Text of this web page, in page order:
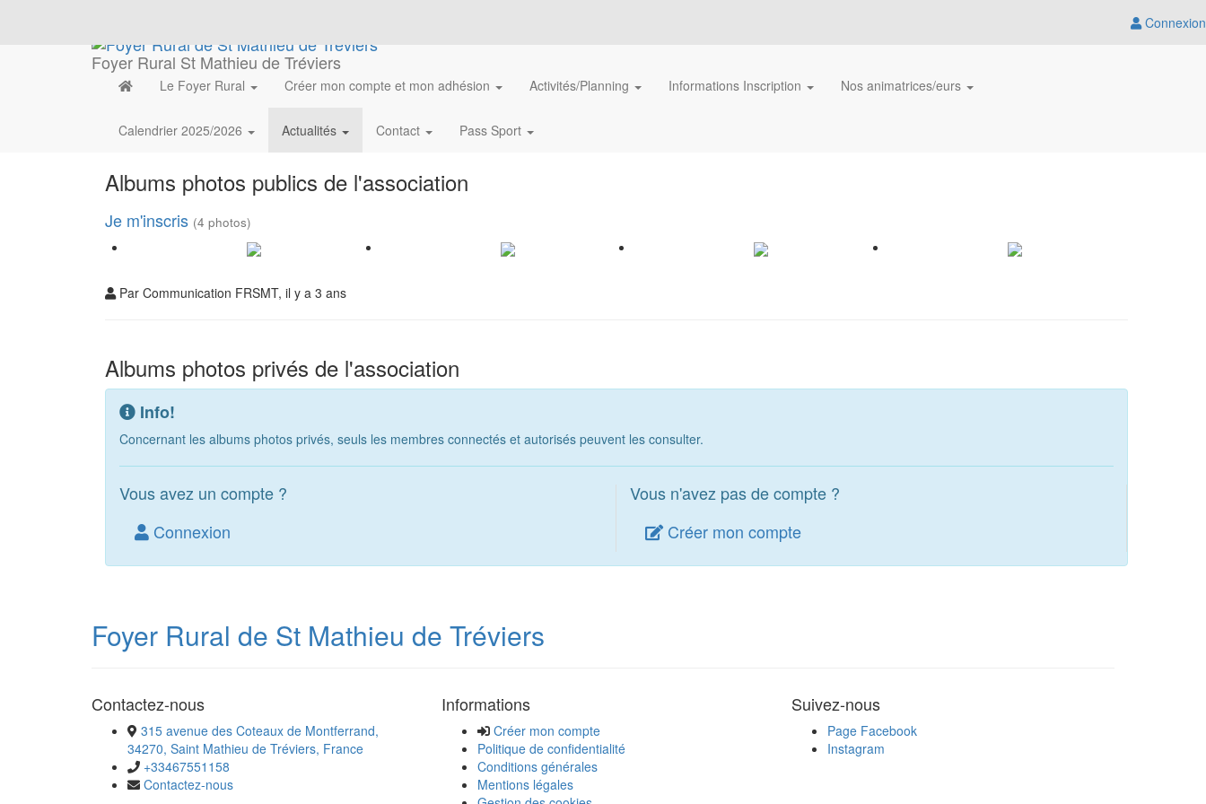
Connexion
Foyer Rural St Mathieu de Tréviers
Le Foyer Rural Créer mon compte et mon adhésion Activités/Planning Informations Inscription Nos animatrices/eurs
Calendrier 2025/2026 Actualités Contact Pass Sport
Albums photos publics de l'association
Je m'inscris (4 photos)
Par Communication FRSMT, il y a 3 ans
Albums photos privés de l'association
Info!
Concernant les albums photos privés, seuls les membres connectés et autorisés peuvent les consulter.
Vous avez un compte ?
Connexion
Vous n'avez pas de compte ?
Créer mon compte
Foyer Rural de St Mathieu de Tréviers
Contactez-nous
315 avenue des Coteaux de Montferrand,
34270, Saint Mathieu de Tréviers, France
+33467551158
Contactez-nous
Informations
Créer mon compte
Politique de confidentialité
Conditions générales
Mentions légales
Suivez-nous
Page Facebook
Instagram